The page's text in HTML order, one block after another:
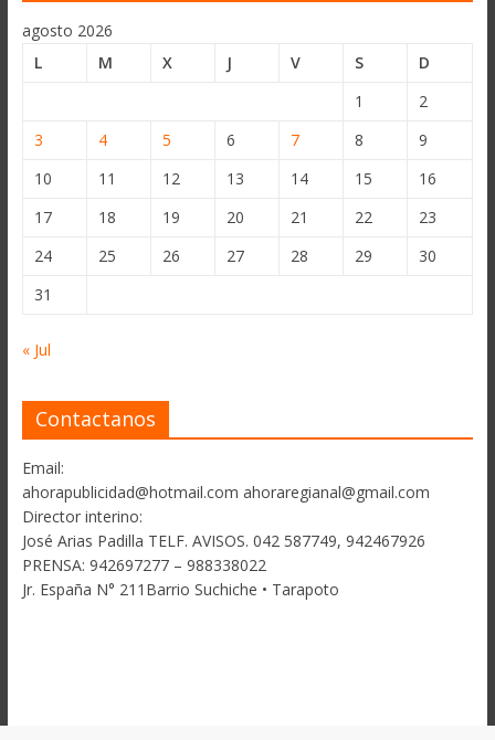
agosto 2026
L
M X J V S
D
1
2
3
4 5 6 7 8
9
10
11 12 13 14 15
16
17
18 19 20 21 22
23
24
25 26 27 28 29
30
31
« Jul
Contactanos
Email:
ahorapublicidad@hotmail.com ahoraregianal@gmail.com
Director interino:
José Arias Padilla TELF. AVISOS. 042 587749, 942467926
PRENSA: 942697277 – 988338022
Jr. España N° 211Barrio Suchiche • Tarapoto